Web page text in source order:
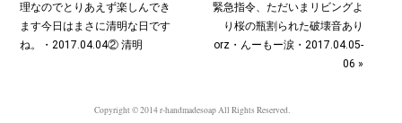
理なのでとりあえず楽しんでき
ます今日はまさに清明な日です
ね。・2017.04.04② 清明
緊急指令、ただいまリビングよ
り桜の瓶割られた破壊音あり
orz・んーもー涙・2017.04.05-
06 »
Copyright © 2014 r-handmadesoap All Rights Reserved.